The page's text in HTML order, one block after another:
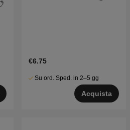
€6.75
Su ord. Sped. in 2–5 gg
Acquista